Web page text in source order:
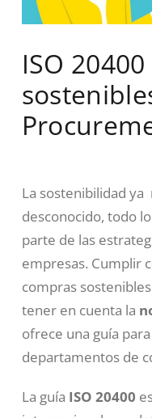
ISO
La sostenibilidad
desconocido, todo
parte de las
empresas. Cumplir
compras
tener en cuenta la
ofrece una guía
departamentos de
La guía ISO 20400